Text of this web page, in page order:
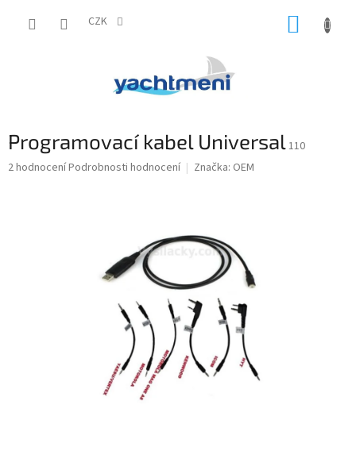
CZK
Programovací kabel Universal110
Průměrné
2 hodnoceníPodrobnosti hodnocení Značka: OEM